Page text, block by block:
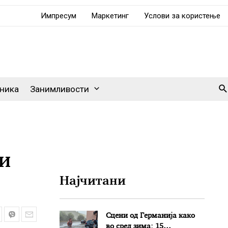
Импресум Маркетинг Услови за користење
Занимливости
Најчитани
Сцени од Германија како
во сред зима: 15